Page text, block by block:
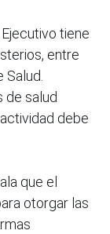
tiene
entre
de salud
debe
que el
otorgar las